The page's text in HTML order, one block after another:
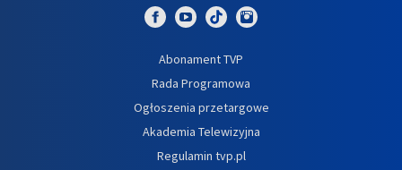
Abonament TVP
Rada Programowa
Ogłoszenia przetargowe
Akademia Telewizyjna
Regulamin tvp.pl